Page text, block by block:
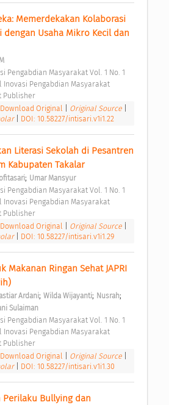
Memerdekakan Kolaborasi
dengan Usaha Mikro Kecil dan
Inovasi Pengabdian Masyarakat
Publisher
Download Original Original Source
DOI: 10.58227/intisari.v1i1.22
Literasi Sekolah di Pesantren
Kabupaten Takalar
; Umar Mansyur
Inovasi Pengabdian Masyarakat
Publisher
Download Original Original Source
DOI: 10.58227/intisari.v1i1.29
Makanan Ringan Sehat JAPRI
Ardani; Wilda Wijayanti; Nusrah;
Sulaiman
Inovasi Pengabdian Masyarakat
Publisher
Download Original Original Source
DOI: 10.58227/intisari.v1i1.30
Perilaku Bullying dan